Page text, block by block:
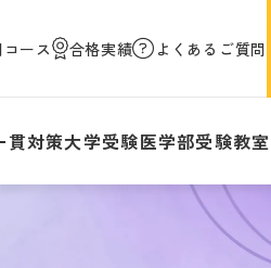
ース 合格実績 よくあるご質問
貫対策大学受験医学部受験教